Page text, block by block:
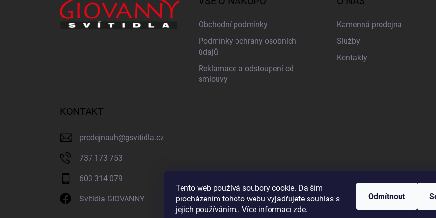
Tento web používá soubory cookie. Dalším
procházením tohoto webu vyjadřujete souhlas s
jejich používáním.. Více informací zde.
Odmítnout
Obchodní podmínky
Podmínky ochrany osobních
údajů
Reklamace a odstoupení od
smlouvy
Kamenná prodejna
Služby
Kontakty
KONTAKT
prodejnauh@gsvitidla.cz
737 173 753
603 314 079
Svítidla GIOVANNY